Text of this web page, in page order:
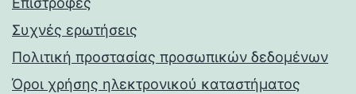
Συχνές ερωτήσεις
Πολιτική προστασίας προσωπικών δεδομένων
Όροι χρήσης ηλεκτρονικού καταστήματος